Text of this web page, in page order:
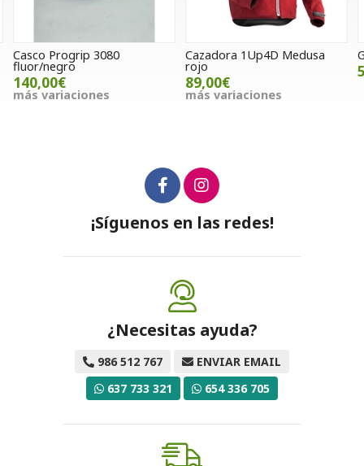
Casco Progrip 3080
fluor/negro
140,00€
más variaciones
Cazadora 1Up4D Medusa
rojo
89,00€
más variaciones
¡Síguenos en las redes!
¿Necesitas ayuda?
986 512 767
ENVIAR EMAIL
637 733 321
654 336 705